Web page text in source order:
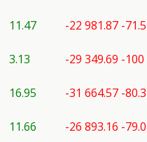
11.47 -22 981.87 -
3.13 -29 349.69 -100
16.95 -31 664.57 -
11.66 -26 893.16 -